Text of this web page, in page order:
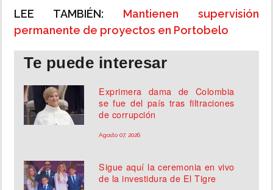
LEE TAMBIÉN: Mantienen supervisión
permanente de proyectos en Portobelo
Te puede interesar
Exprimera dama de Colombia
se fue del país tras filtraciones
de corrupción
Agosto 07, 2026
Sigue aquí la ceremonia en vivo
de la investidura de El Tigre